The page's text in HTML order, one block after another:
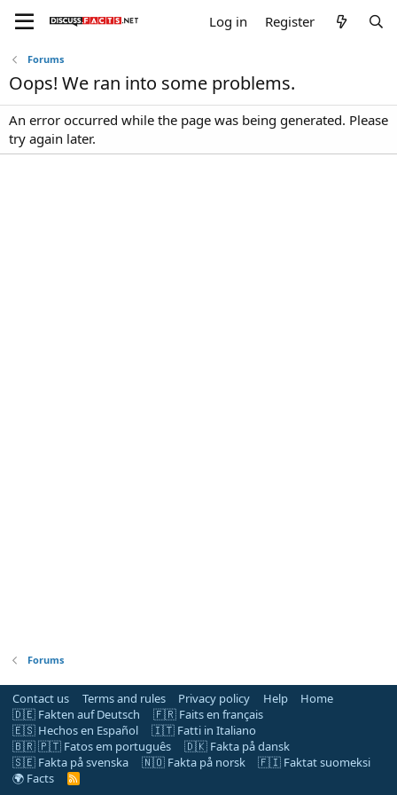
Log in Register
Forums
Oops! We ran into some problems.
An error occurred while the page was being generated. Please
try again later.
Forums
Contact us Terms and rules Privacy policy Help
Home
🇩🇪 Fakten auf Deutsch
🇫🇷 Faits en français
🇪🇸 Hechos en Español
🇮🇹 Fatti in Italiano
🇧🇷 🇵🇹 Fatos em português
🇩🇰 Fakta på dansk
🇸🇪 Fakta på svenska
🇳🇴 Fakta på norsk
🇫🇮 Faktat suomeksi
🌍 Facts
R